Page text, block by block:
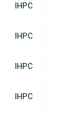
IHPC
IHPC
IHPC
IHPC